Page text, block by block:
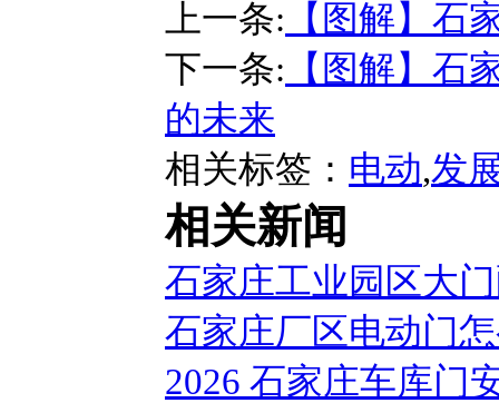
上一条: 【图解】石
下一条: 【图解】石
的未来
相关标签： 电动,发
相关新闻
石家庄工业园区大
石家庄厂区电动门
2026 石家庄车库门